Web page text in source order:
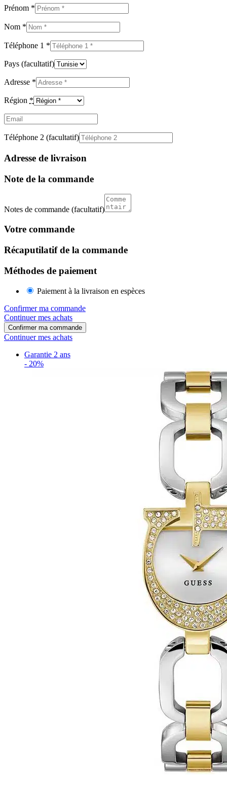
Prénom *
Nom *
Téléphone 1 *
Pays (facultatif)
Adresse *
Région *
Email
Téléphone 2 (facultatif)
Adresse de livraison
Note de la commande
Notes de commande (facultatif)
Votre commande
Récaputilatif de la commande
Méthodes de paiement
Paiement à la livraison en espèces
Confirmer ma commande
Continuer mes achats
Confirmer ma commande
Continuer mes achats
Garantie 2 ans
- 20%